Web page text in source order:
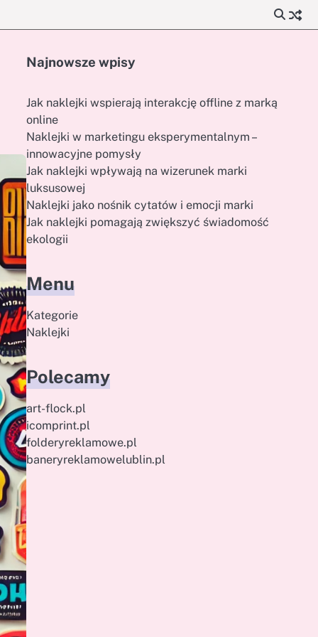
Najnowsze wpisy
Jak naklejki wspierają interakcję offline z marką
online
Naklejki w marketingu eksperymentalnym –
innowacyjne pomysły
Jak naklejki wpływają na wizerunek marki
luksusowej
Naklejki jako nośnik cytatów i emocji marki
Jak naklejki pomagają zwiększyć świadomość
ekologii
Menu
Kategorie
Naklejki
Polecamy
art-flock.pl
icomprint.pl
folderyreklamowe.pl
baneryreklamowelublin.pl